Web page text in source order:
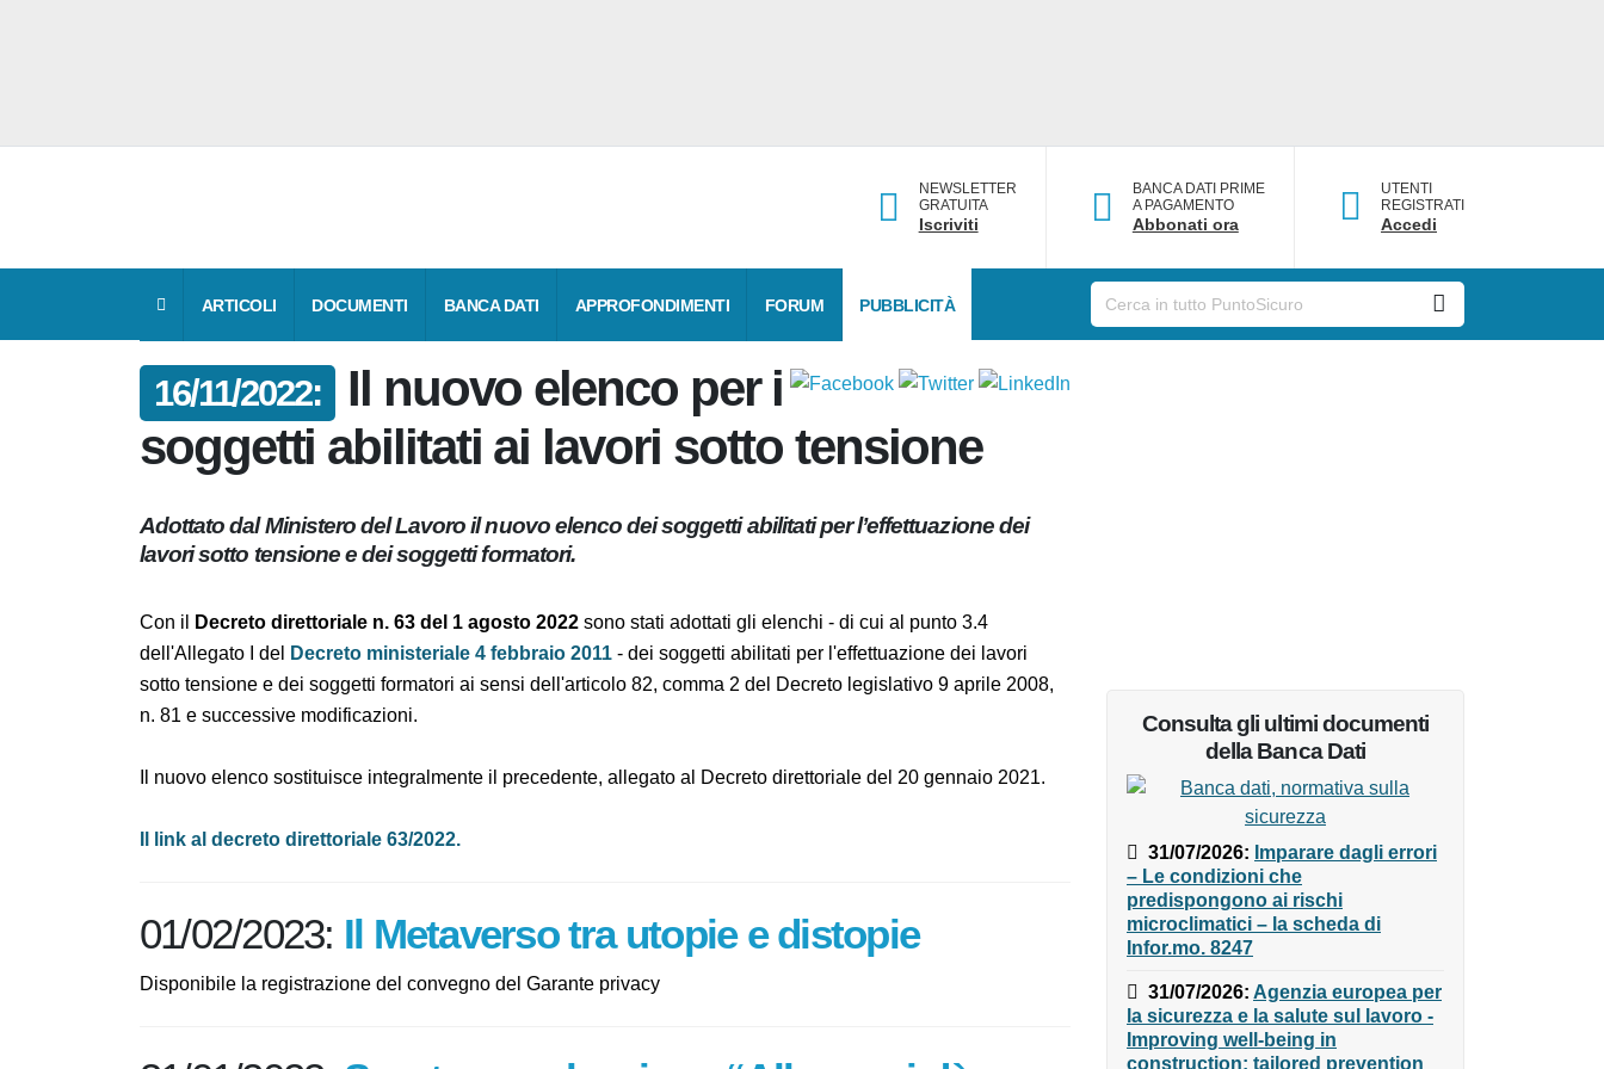
NEWSLETTER
GRATUITA
Iscriviti
BANCA DATI PRIME
A PAGAMENTO
Abbonati ora
UTENTI
REGISTRATI
Accedi
ARTICOLI DOCUMENTI BANCA DATI APPROFONDIMENTI FORUM PUBBLICITÀ
16/11/2022:
Il nuovo elenco
per i soggetti abilitati ai lavori sotto
tensione
dei lavori sotto tensione e dei soggetti formatori.
Con ilDecreto direttoriale n. 63 del 1 agosto 2022sono stati adottati gli elenchi - di cui al punto 3.4
dell'Allegato I del Decreto ministeriale 4 febbraio 2011
aprile 2008, n. 81 e successive modificazioni.
Il nuovo elenco sostituisce integralmente il precedente, allegato al Decreto direttoriale del 20 gennaio
Il link al decreto direttoriale 63/2022.
Consulta gli ultimi documenti
della Banca Dati
31/07/2026:Imparare dagli
errori – Le condizioni che
predispongono ai rischi
microclimatici – la scheda di
Infor.mo. 8247
31/07/2026:Agenzia europea
per la sicurezza e la salute sul
lavoro - Improving well-being in